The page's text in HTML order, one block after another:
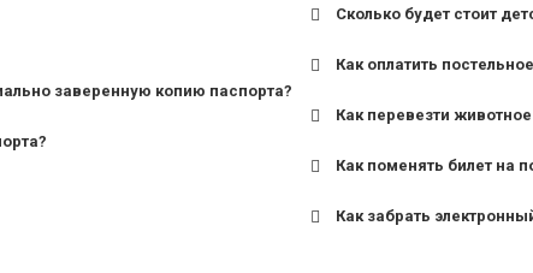
заверенную копию паспорта?
для поездов
Сколько будет стоит
Как оплатить
Как перевезти
Как поменять билет на
Как забрать